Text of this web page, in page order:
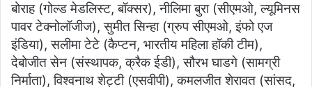
बोराह (गोल्ड मेडलिस्ट, बॉक्सर), नीलिमा बुरा (सीएमओ, ल्यूमिनस
पावर टेक्नोलॉजीज), सुमीत सिन्हा (ग्रुप सीएमओ, इंफो एज
इंडिया), सलीमा टेटे (कैप्टन, भारतीय महिला हॉकी टीम),
देबोजीत सेन (संस्थापक, क्रैक ईडी), सौरभ घाडगे (सामग्री
निर्माता), विश्वनाथ शेट्टी (एसवीपी), कमलजीत शेरावत (सांसद,